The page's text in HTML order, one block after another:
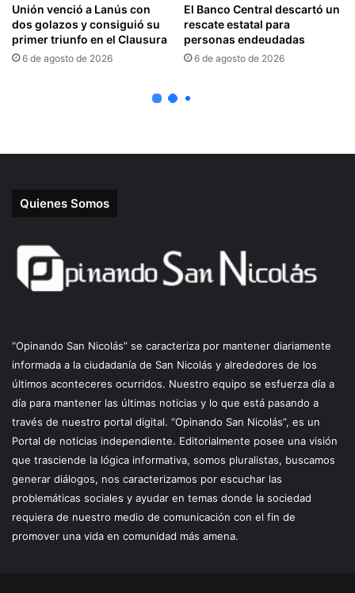
Quienes Somos
“Opinando San Nicolás” se caracteriza por mantener diariamente
informada a la ciudadanía de San Nicolás y alrededores de los
últimos aconteceres ocurridos. Nuestro equipo se esfuerza día a
día para mantener las últimas noticias y lo que está pasando a
través de nuestro portal digital. “Opinando San Nicolás”, es un
Portal de noticias independiente. Editorialmente posee una visión
que trasciende la lógica informativa, somos pluralistas, buscamos
generar diálogos, nos caracterizamos por escuchar las
problemáticas sociales y ayudar en temas donde la sociedad
requiera de nuestro medio de comunicación con el fin de
promover una vida en comunidad más amena.